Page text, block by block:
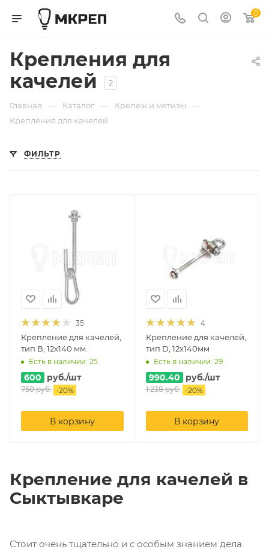
0
Крепления для
качелей
2
Главная — Каталог — Крепеж и метизы —
Крепления для качелей
ФИЛЬТР
35
Крепление для качелей,
тип В, 12х140 мм.
Есть в наличии: 25
600 руб./шт
750руб. -20%
В корзину
4
Крепление для качелей,
тип D, 12x140мм
Есть в наличии: 29
990.40 руб./шт
1 238руб. -20%
В корзину
Крепление для качелей в
Сыктывкаре
Стоит очень тщательно и с особым знанием дела